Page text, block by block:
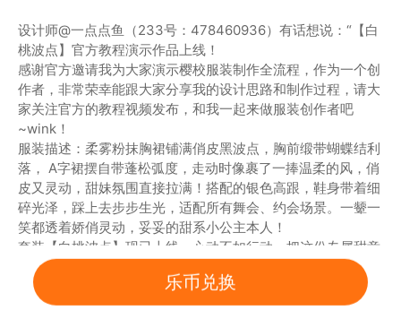
设计师@一点点鱼（233号：478460936）有话想说：“【白
桃波点】官方教程演示作品上线！
感谢官方邀请我为大家演示樱校服装制作全流程，作为一个创
作者，非常荣幸能跟大家分享我的设计思路和制作过程，请大
家关注官方的教程视频发布，和我一起来做服装创作者吧
~wink！
服装描述：柔雾粉抹胸裙铺满俏皮黑波点，胸前缎带蝴蝶结利
落， A字裙摆自带蓬松弧度，走动时像裹了一捧温柔的风，俏
皮又灵动，甜妹氛围直接拉满！搭配的银色高跟，鞋身带着细
碎光泽，踩上去步步生光，适配所有舞会、约会场景。一颦一
笑都透着娇俏灵动，妥妥的甜系小公主本人！
套装【白桃波点】现已上线，心动不如行动，把这份专属甜意
穿在身上，解锁你的专属浪漫时刻吧！”
tips：
乐币兑换